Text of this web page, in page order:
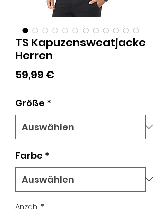
TS Kapuzensweatjacke
Herren
59,99 €Preis
Größe *
Farbe *
Anzahl *